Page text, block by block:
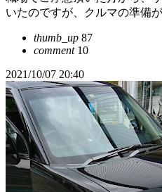
いたのですが、クルマの準備
thumb_up 87
comment10
2021/10/07 20:40